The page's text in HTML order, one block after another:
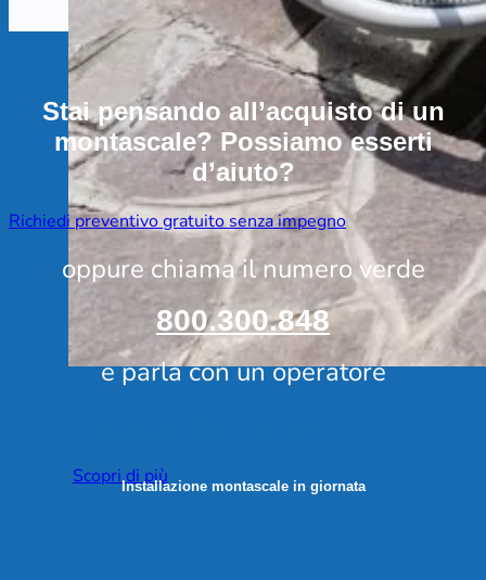
Scopri di più
Stai pensando all’acquisto di un
montascale? Possiamo esserti
d’aiuto?
Richiedi preventivo gratuito senza impegno
oppure chiama il numero verde
800.300.848
e parla con un operatore
Installazione montascale in giornata